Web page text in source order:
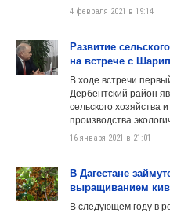
4 февраля 2021 в 19:14
Развитие
на встрече с
В ходе встречи
Дербентский район
сельского хозяйства
производства
16 января 2021 в 21:01
В Дагестане
выращиванием
В следующем году в